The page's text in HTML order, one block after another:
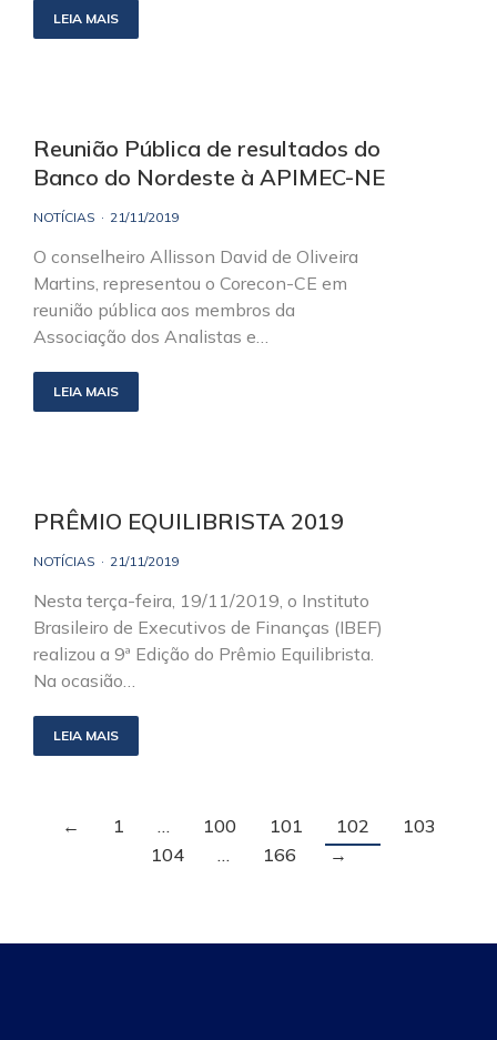
LEIA MAIS
Reunião Pública de resultados do
Banco do Nordeste à APIMEC-NE
NOTÍCIAS 21/11/2019
O conselheiro Allisson David de Oliveira
Martins, representou o Corecon-CE em
reunião pública aos membros da
Associação dos Analistas e…
LEIA MAIS
PRÊMIO EQUILIBRISTA 2019
NOTÍCIAS 21/11/2019
Nesta terça-feira, 19/11/2019, o Instituto
Brasileiro de Executivos de Finanças (IBEF)
realizou a 9ª Edição do Prêmio Equilibrista.
Na ocasião…
LEIA MAIS
← 1 … 100 101 102
103
104
… 166 →